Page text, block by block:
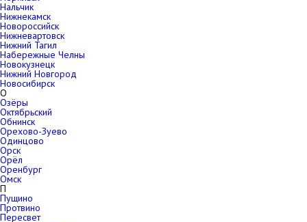
Нальчик
Нижнекамск
Новороссийск
Нижневартовск
Нижний Тагил
Набережные Челны
Новокузнецк
Нижний Новгород
Новосибирск
О
Озёры
Октябрьский
Обнинск
Орехово-Зуево
Одинцово
Орск
Орёл
Оренбург
Омск
П
Пущино
Протвино
Пересвет